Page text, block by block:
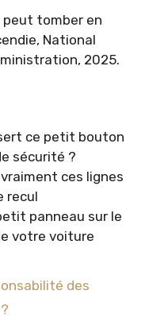
tomber en
National
2025.
ce petit bouton
sécurité ?
ces lignes
recul
panneau sur le
votre voiture
des